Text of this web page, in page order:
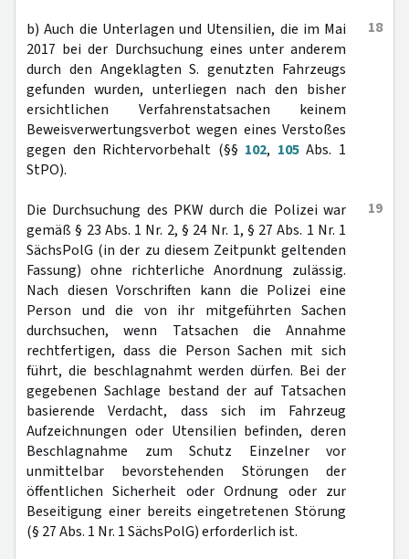
18
b) Auch die Unterlagen und Utensilien, die im Mai
2017 bei der Durchsuchung eines unter anderem
durch den Angeklagten S. genutzten Fahrzeugs
gefunden wurden, unterliegen nach den bisher
ersichtlichen Verfahrenstatsachen keinem
Beweisverwertungsverbot wegen eines Verstoßes
gegen den Richtervorbehalt (§§ 102, 105Abs. 1
StPO).
19
Die Durchsuchung des PKW durch die Polizei war
gemäß § 23 Abs. 1 Nr. 2, § 24 Nr. 1, § 27 Abs. 1 Nr. 1
SächsPolG (in der zu diesem Zeitpunkt geltenden
Fassung) ohne richterliche Anordnung zulässig.
Nach diesen Vorschriften kann die Polizei eine
Person und die von ihr mitgeführten Sachen
durchsuchen, wenn Tatsachen die Annahme
rechtfertigen, dass die Person Sachen mit sich
führt, die beschlagnahmt werden dürfen. Bei der
gegebenen Sachlage bestand der auf Tatsachen
basierende Verdacht, dass sich im Fahrzeug
Aufzeichnungen oder Utensilien befinden, deren
Beschlagnahme zum Schutz Einzelner vor
unmittelbar bevorstehenden Störungen der
öffentlichen Sicherheit oder Ordnung oder zur
Beseitigung einer bereits eingetretenen Störung
(§ 27 Abs. 1 Nr. 1 SächsPolG) erforderlich ist.